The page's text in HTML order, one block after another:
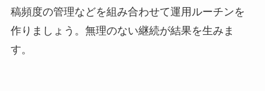
稿頻度の管理などを組み合わせて運用ルーチンを
作りましょう。無理のない継続が結果を生みま
す。